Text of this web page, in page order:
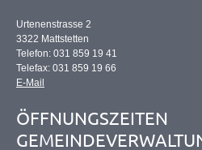
Urtenenstrasse 2
3322 Mattstetten
Telefon: 031 859 19 41
Telefax: 031 859 19 66
E-Mail
ÖFFNUNGSZEITEN